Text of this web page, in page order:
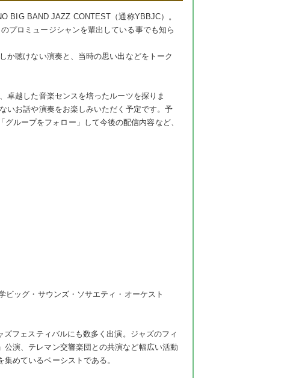
BIG BAND JAZZ CONTEST（通称YBBJC）。
プロミュージシャンを輩出している事でも知ら
か聴けない演奏と、当時の思い出などをトーク
卓越した音楽センスを培ったルーツを探りま
いお話や演奏をお楽しみいただく予定です。予
ループをフォロー」して今後の配信内容など、
ビッグ・サウンズ・ソサエティ・オーケスト
フェスティバルにも数多く出演。ジャズのフィ
演、テレマン交響楽団との共演など幅広い活動
めているベーシストである。